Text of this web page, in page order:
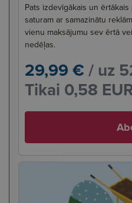
Pats izdevīgākais un
saturam ar samazinātu
vienu maksājumu sev ērtā
nedēļas.
29,99 € / uz
Tikai 0,58